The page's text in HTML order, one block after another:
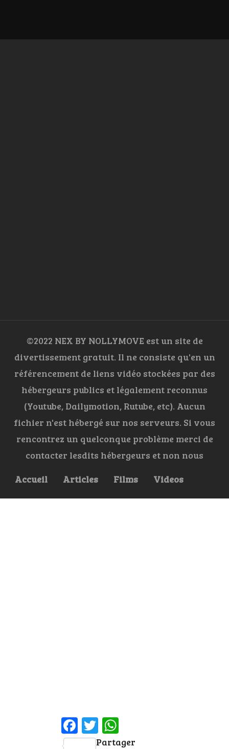
©2022 NEX BY NOLLYMOVE est un site de
divertissement gratuit. Il ne consiste qu'en un
référencement de liens vidéo stockées par des
hébergeurs publics et légalement reconnus
(Youtube, Dailymotion, Rutube, etc). Aucun
fichier n'est hébergé sur nos serveurs. Si vous
rencontrez un quelconque problème merci de
contacter lesdits hébergeurs et non nous
Accueil
Articles Films Videos
Facebook
Twitter
Partager